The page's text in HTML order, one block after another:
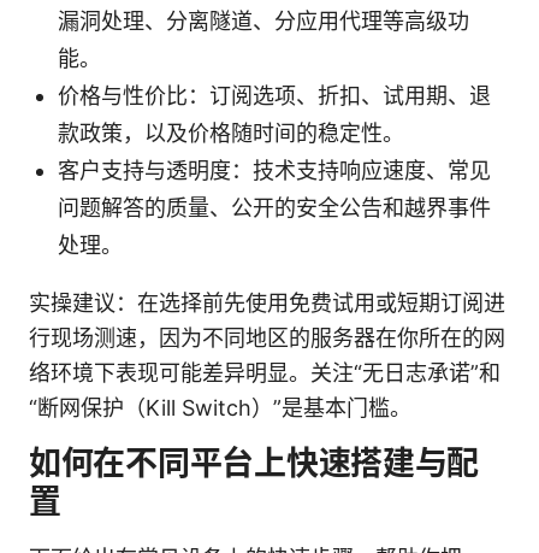
漏洞处理、分离隧道、分应用代理等高级功
能。
价格与性价比：订阅选项、折扣、试用期、退
款政策，以及价格随时间的稳定性。
客户支持与透明度：技术支持响应速度、常见
问题解答的质量、公开的安全公告和越界事件
处理。
实操建议：在选择前先使用免费试用或短期订阅进
行现场测速，因为不同地区的服务器在你所在的网
络环境下表现可能差异明显。关注“无日志承诺”和
“断网保护（Kill Switch）”是基本门槛。
如何在不同平台上快速搭建与配
置